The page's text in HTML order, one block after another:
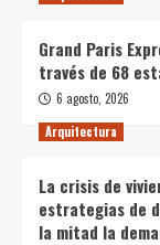
Grand Paris
través de 68
6 agosto, 2026
Arquitectura
La crisis de
estrategias de
la mitad la